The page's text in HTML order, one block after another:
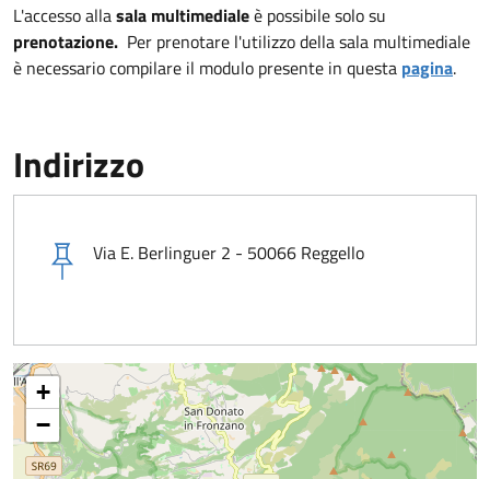
L'accesso allasala multimedialeè possibile solo su
prenotazione. Per prenotare l'utilizzo della sala multimediale
è necessario compilare il modulo presente in questa pagina.
Indirizzo
Via E. Berlinguer 2 - 50066 Reggello
+
−